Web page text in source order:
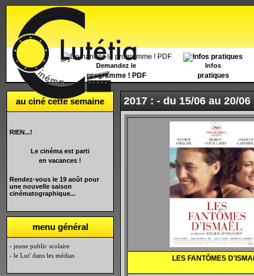
Accueil Demandez le
programme ! PDF
Infos
pratiques
au ciné cette semaine
RIEN...!
Le cinéma est parti
en vacances !
Rendez-vous le 19 août pour
une nouvelle saison
cinématographique...
menu général
- jeune public scolaire
- le Lut' dans les médias
2017 : - du 15/06 au 20/06
LES FANTÔMES D'ISMA